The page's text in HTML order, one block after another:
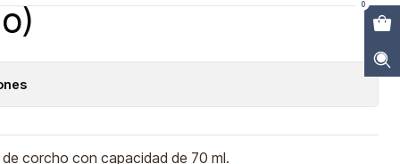
0
corcho con capacidad de 70 ml.